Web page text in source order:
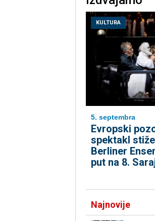
KULTURA
5. septembra
Evropski
spektakl
Berliner
put na 8.
Najnovije